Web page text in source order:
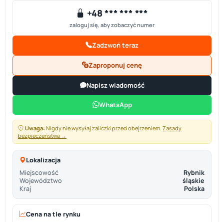
+48 *** *** ***
zaloguj się, aby zobaczyć numer
Zadzwoń teraz
Zaproponuj cenę
Napisz wiadomość
WhatsApp
Uwaga: Nigdy nie wysyłaj zaliczki przed obejrzeniem. Zasady
bezpieczeństwa →
Lokalizacja
Miejscowość
Rybnik
Województwo
śląskie
Kraj
Polska
Cena na tle rynku